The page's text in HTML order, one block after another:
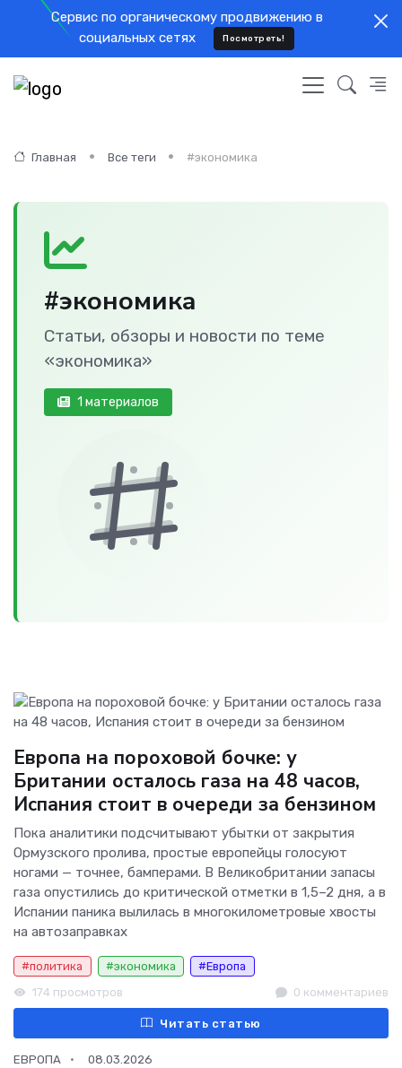
Cервис по органическому продвижению в
социальных сетях
Посмотреть!
Главная Все теги #экономика
#экономика
Статьи, обзоры и новости по теме
«экономика»
1 материалов
Европа на пороховой бочке: у
Британии осталось газа на 48 часов,
Испания стоит в очереди за бензином
Пока аналитики подсчитывают убытки от закрытия
Ормузского пролива, простые европейцы голосуют
ногами — точнее, бамперами. В Великобритании запасы
газа опустились до критической отметки в 1,5–2 дня, а в
Испании паника вылилась в многокилометровые хвосты
на автозаправках
#политика #экономика
#Европа
174 просмотров
0 комментариев
Читать статью
ЕВРОПА 08.03.2026